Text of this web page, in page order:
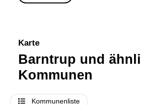
Karte
Barntrup und
Kommunen
Kommunenliste